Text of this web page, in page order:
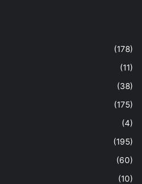
(178)
(11)
(38)
(175)
(4)
(195)
(60)
(10)